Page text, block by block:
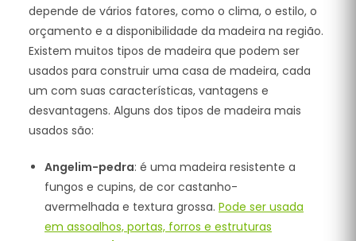
depende de vários fatores, como o clima, o estilo, o
orçamento e a disponibilidade da madeira na região.
Existem muitos tipos de madeira que podem ser
usados para construir uma casa de madeira, cada
um com suas características, vantagens e
desvantagens. Alguns dos tipos de madeira mais
usados são:
Angelim-pedra: é uma madeira resistente a
fungos e cupins, de cor castanho-
avermelhada e textura grossa. Pode ser usada
em assoalhos, portas, forros e estruturas